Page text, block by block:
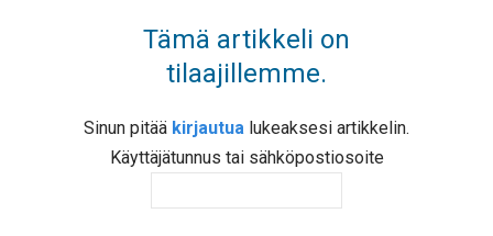
Tämä artikkeli on
tilaajillemme.
Sinun pitää kirjautua lukeaksesi artikkelin.
Käyttäjätunnus tai sähköpostiosoite